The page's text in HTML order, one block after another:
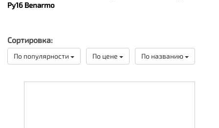
Ру16 Benarmo
Сортировка:
По популярности По цене По названию